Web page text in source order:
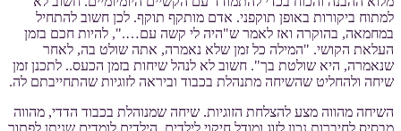
למתוח ביקורות באופן תוקפני. אדם מותקף תוקף. לכן חשוב להתחיל
במחמאה, בהוקרה ואז לאמר ש"היה לי קשה עם….", להיות חכם בזמן
העלאת הקושי. "המילה כל זמן שלא נאמרה, אתה שולט בה, לאחר
שנאמרה, היא שולטת בך". חשוב לא לנהל שיחות בזמן הכעס.. לתכנן זמן
שיחה ולהחליט שהשיחה מתנהלת בכבוד וביראה לזוגיות שהתחייבתם לה.
השיחה מהווה מצע להצלחת הזוגיות. שיחה שמנוהלת בכבוד הדדי, מהווה
מבסיס לחיברות נכון לזוג ומודל חיקוי לילדים. הילדים לומדים שניתן לפתור